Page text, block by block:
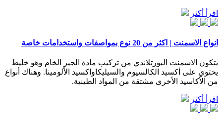
اقرأ أكثر
انواع الاسمنت | اكثر من 20 نوع بمواصفات واستخدامات خاصة
يتكون الاسمنت البورتلاندي من تركيب مادة الجير الخام وهو خليط
يحتوي على أكسيد الكالسيوم والسيليكاواكسيد الألومينا. وهناك أنواع
من الأكاسيد الأخرى مشتقة من المواد الطينية.
اقرأ أكثر